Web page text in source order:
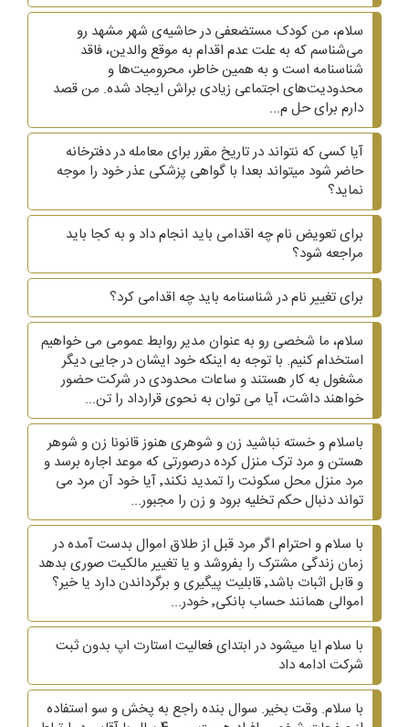
سلام، من کودک مستضعفی در حاشیه‌ی شهر مشهد رو
می‌شناسم که به علت عدم اقدام به موقع والدین، فاقد
شناسنامه است و به همین خاطر، محرومیت‌ها و
محدودیت‌های اجتماعی زیادی براش ایجاد شده. من قصد
دارم برای حل م...
آیا کسی که نتواند در تاریخ مقرر برای معامله در دفترخانه
حاضر شود میتواند بعدا با گواهی پزشکی عذر خود را موجه
نماید؟
برای تعویض نام چه اقدامی باید انجام داد و به کجا باید
مراجعه شود؟
برای تغییر نام در شناسنامه باید چه اقدامی کرد؟
سلام، ما شخصی رو به عنوان مدیر روابط عمومی می خواهیم
استخدام کنیم. با توجه به اینکه خود ایشان در جایی دیگر
مشغول به کار هستند و ساعات محدودی در شرکت حضور
خواهند داشت، آیا می توان به نحوی قرارداد را تن...
باسلام و خسته نباشید زن و شوهری هنوز قانونا زن و شوهر
هستن و مرد ترک منزل کرده درصورتی که موعد اجاره برسد و
مرد منزل محل سکونت را تمدید نکند٬ آیا خود آن مرد می
تواند دنبال حکم تخلیه برود و زن را مجبور...
با سلام و احترام اگر مرد قبل از طلاق اموال بدست آمده در
زمان زندگی مشترک را بفروشد و یا تغییر مالکیت صوری بدهد
و قابل اثبات باشد٬ قابلیت پیگیری و برگرداندن دارد یا خیر؟
اموالی همانند حساب بانکی٬ خودر...
با سلام ایا میشود در ابتدای فعالیت استارت اپ بدون ثبت
شرکت ادامه داد
با سلام. وقت بخیر. سوال بنده راجع به پخش و سو استفاده